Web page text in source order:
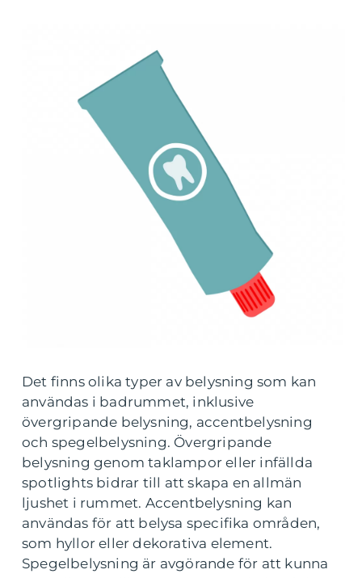
Det finns olika typer av belysning som kan
användas i badrummet, inklusive
övergripande belysning, accentbelysning
och spegelbelysning. Övergripande
belysning genom taklampor eller infällda
spotlights bidrar till att skapa en allmän
ljushet i rummet. Accentbelysning kan
användas för att belysa specifika områden,
som hyllor eller dekorativa element.
Spegelbelysning är avgörande för att kunna